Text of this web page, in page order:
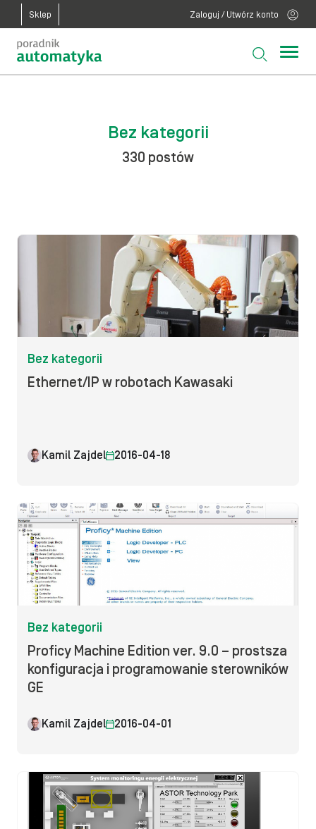
Sklep Zaloguj / Utwórz konto
Bez kategorii
330 postów
Bez kategorii
Ethernet/IP w robotach Kawasaki
Kamil Zajdel 2016-04-18
Bez kategorii
Proficy Machine Edition ver. 9.0 – prostsza
konfiguracja i programowanie sterowników
GE
Kamil Zajdel 2016-04-01